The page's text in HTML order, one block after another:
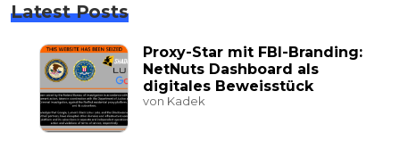
Latest Posts
Proxy-Star mit FBI-Branding:
NetNuts Dashboard als
digitales Beweisstück
von Kadek